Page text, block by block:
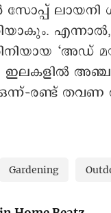
സോപ്പ് ലായനി
‘അഡ്
ഇലകളിൽ
തവണ
Gardening